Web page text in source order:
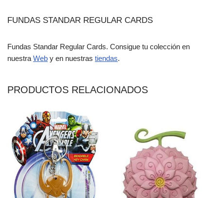
FUNDAS STANDAR REGULAR CARDS
Fundas Standar Regular Cards. Consigue tu colección en
nuestra Web y en nuestras tiendas.
PRODUCTOS RELACIONADOS